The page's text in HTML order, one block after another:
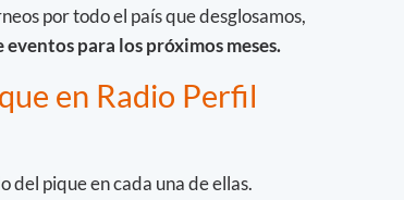
por todo el país que desglosamos,
para los próximos meses.
en Radio Perfil
del pique en cada una de ellas.